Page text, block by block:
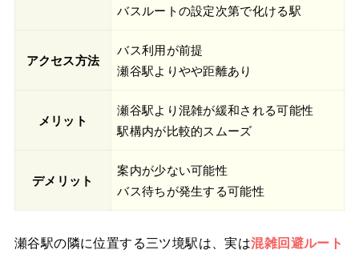
バスルートの設定次第で化ける駅
アクセス方法
バス利用が前提
瀬谷駅よりやや距離あり
メリット
瀬谷駅より混雑が緩和される可能性
駅構内が比較的スムーズ
デメリット
案内が少ない可能性
バス待ちが発生する可能性
瀬谷駅の隣に位置する三ツ境駅は、実は混雑回避ルート